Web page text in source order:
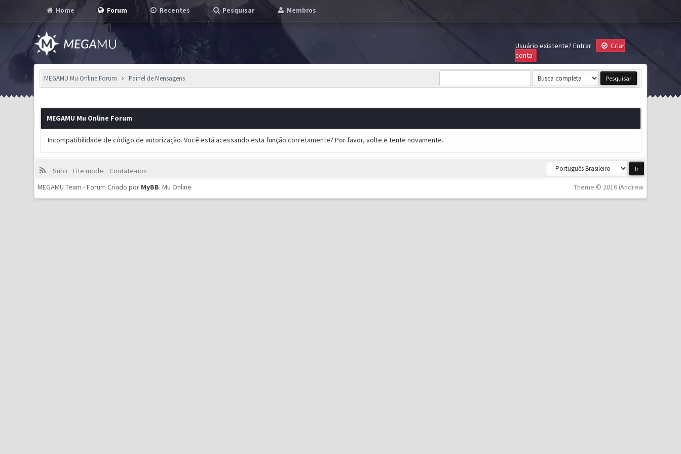
Home Forum Recentes Pesquisar Membros
Usuário existente? Entrar
Criar
conta
MEGAMU Mu Online Forum Painel de Mensagens
MEGAMU Mu Online Forum
Incompatibilidade de código de autorização. Você está acessando esta função corretamente? Por favor, volte e tente novamente.
Subir Lite mode
Contate-nos
Theme © 2016 iAndrew
MEGAMU Team - Forum Criado por MyBB.Mu Online